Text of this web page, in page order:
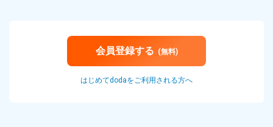
会員登録する (無料)
はじめてdodaをご利用される方へ